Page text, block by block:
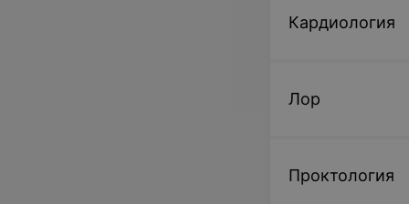
Кардиология
Лор
Проктология